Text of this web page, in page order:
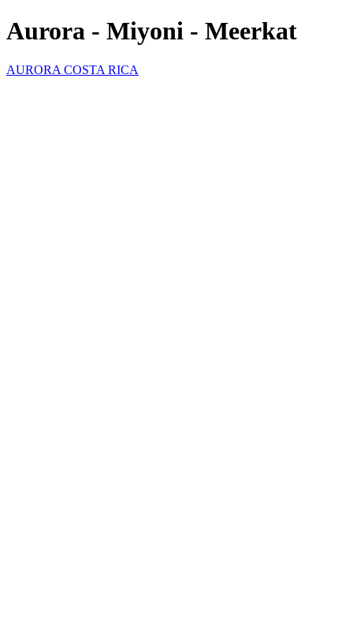
Aurora - Miyoni - Meerkat
AURORA COSTA RICA